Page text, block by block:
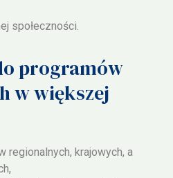
społeczności.
programów
w większej
regionalnych, krajowych, a